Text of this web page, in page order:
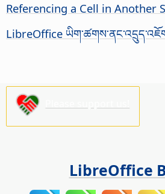
Referencing a Cell in Another
LibreOffice
LibreOffice